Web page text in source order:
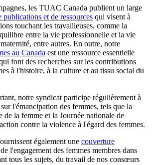
les TUAC Canada publient un large
publications et de ressources qui visent à
touchant les travailleuses, comme la
entre la vie professionnelle et la vie
entre autres. En outre, notre
au Canada est une ressource essentielle
font des recherches sur les contributions
à l'histoire, à la culture et au tissu social du
notre syndicat participe régulièrement à
l'émancipation des femmes, tels que la
de la femme et la Journée nationale de
contre la violence à l'égard des femmes.
également une couverture
l'engagement des femmes membres dans
tous les sujets, du travail de nos consœurs